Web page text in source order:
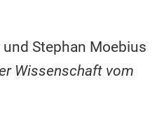
Stephan Moebius
Wissenschaft vom